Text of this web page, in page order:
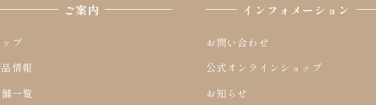
ご案内
ップ
情報
一覧
インフォメーション
お問い合わせ
公式オンラインショップ
お知らせ